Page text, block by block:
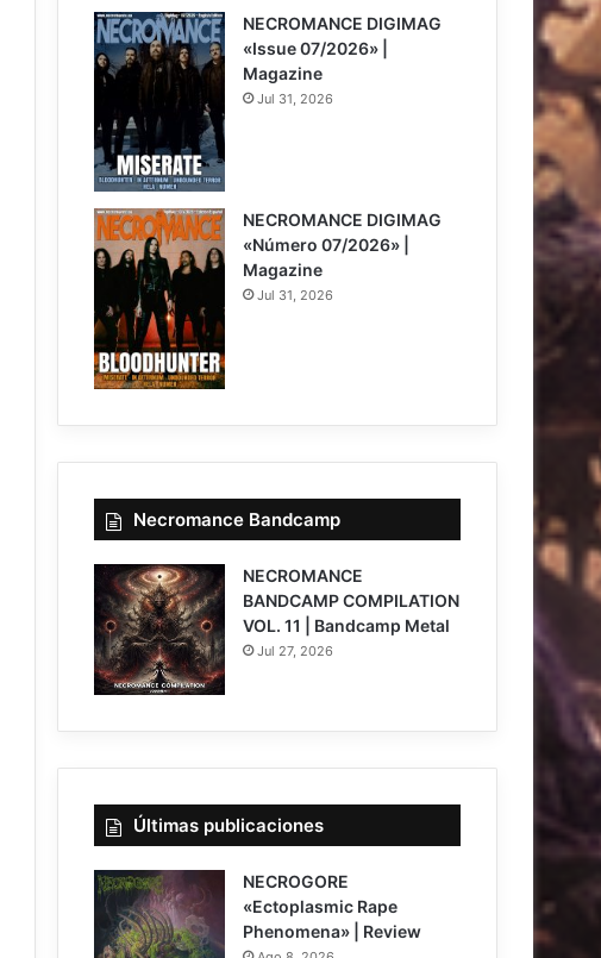
NECROMANCE DIGIMAG
«Issue 07/2026» |
Magazine
Jul 31, 2026
NECROMANCE DIGIMAG
«Número 07/2026» |
Magazine
Jul 31, 2026
Necromance Bandcamp
NECROMANCE
BANDCAMP COMPILATION
VOL. 11 | Bandcamp Metal
Jul 27, 2026
Últimas publicaciones
NECROGORE
«Ectoplasmic Rape
Phenomena» | Review